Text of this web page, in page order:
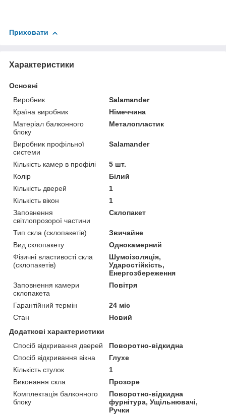
Приховати
Характеристики
Основні
Виробник
Salamander
Країна виробник
Німеччина
Матеріал балконного
блоку
Металопластик
Виробник профільної
системи
Salamander
Кількість камер в профілі
5 шт.
Колір
Білий
Кількість дверей
1
Кількість вікон
1
Заповнення
світлопрозорої частини
Склопакет
Тип скла (склопакетів)
Звичайне
Вид склопакету
Однокамерний
Фізичні властивості скла
(склопакетів)
Шумоізоляція,
Ударостійкість,
Енергозбереження
Заповнення камери
склопакета
Повітря
Гарантійний термін
24 міс
Стан
Новий
Додаткові характеристики
Спосіб відкривання дверей
Поворотно-відкидна
Спосіб відкривання вікна
Глухе
Кількість стулок
1
Виконання скла
Прозоре
Комплектація балконного
блоку
Поворотно-відкидна
фурнітура, Ущільнювачі,
Ручки